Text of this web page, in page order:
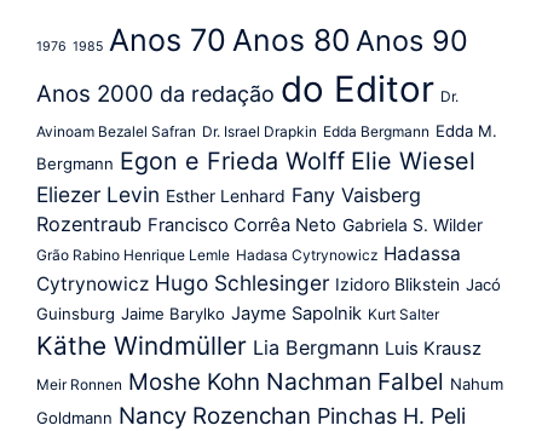
1976 1985 Anos 70 Anos 80 Anos 90
Anos 2000 da redação do Editor Dr.
Avinoam Bezalel Safran Dr. Israel Drapkin Edda Bergmann Edda M.
Bergmann Egon e Frieda Wolff Elie Wiesel
Eliezer Levin Esther Lenhard Fany Vaisberg
Rozentraub Francisco Corrêa Neto Gabriela S. Wilder
Grão Rabino Henrique Lemle Hadasa Cytrynowicz Hadassa
Cytrynowicz Hugo Schlesinger Izidoro Blikstein Jacó
Guinsburg Jaime Barylko Jayme Sapolnik Kurt Salter
Käthe Windmüller Lia Bergmann Luis Krausz
Meir Ronnen Moshe Kohn Nachman Falbel Nahum
Goldmann Nancy Rozenchan Pinchas H. Peli